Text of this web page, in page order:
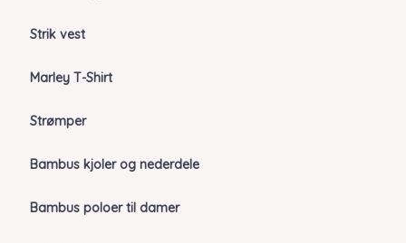
Strik vest
Marley T-Shirt
Strømper
Bambus kjoler og nederdele
Bambus poloer til damer